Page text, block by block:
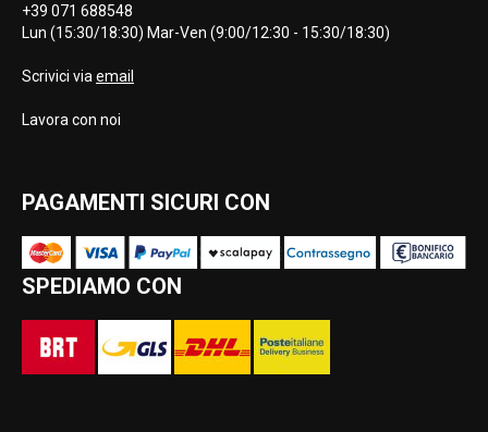
+39 071 688548
Lun (15:30/18:30) Mar-Ven (9:00/12:30 - 15:30/18:30)
Scrivici via email
Lavora con noi
PAGAMENTI SICURI CON
SPEDIAMO CON